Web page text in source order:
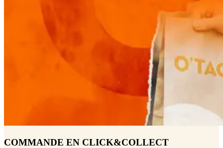
COMMANDE EN CLICK&COLLECT